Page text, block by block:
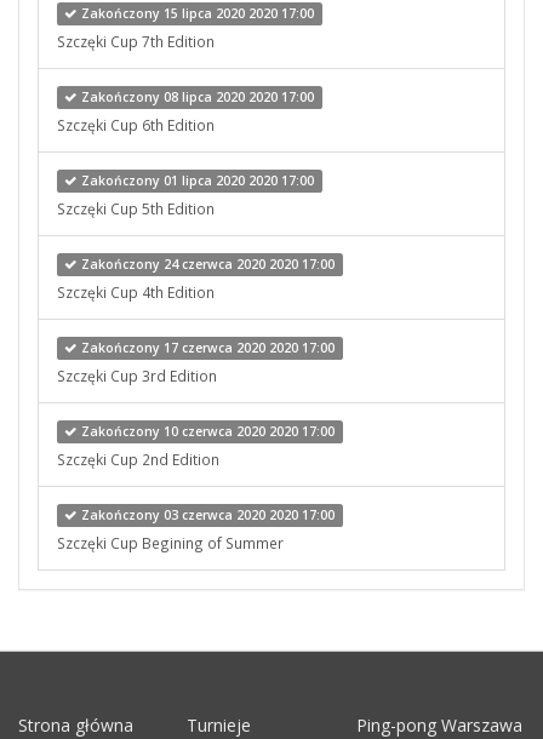
Zakończony 15 lipca 2020 2020 17:00
Szczęki Cup 7th Edition
Zakończony 08 lipca 2020 2020 17:00
Szczęki Cup 6th Edition
Zakończony 01 lipca 2020 2020 17:00
Szczęki Cup 5th Edition
Zakończony 24 czerwca 2020 2020 17:00
Szczęki Cup 4th Edition
Zakończony 17 czerwca 2020 2020 17:00
Szczęki Cup 3rd Edition
Zakończony 10 czerwca 2020 2020 17:00
Szczęki Cup 2nd Edition
Zakończony 03 czerwca 2020 2020 17:00
Szczęki Cup Begining of Summer
Strona główna Turnieje
Ping-pong Warszawa